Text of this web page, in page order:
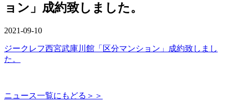
ョン」成約致しました。
2021-09-10
ジークレフ西宮武庫川館「区分マンション」成約致しまし
た。
ニュース一覧にもどる＞＞